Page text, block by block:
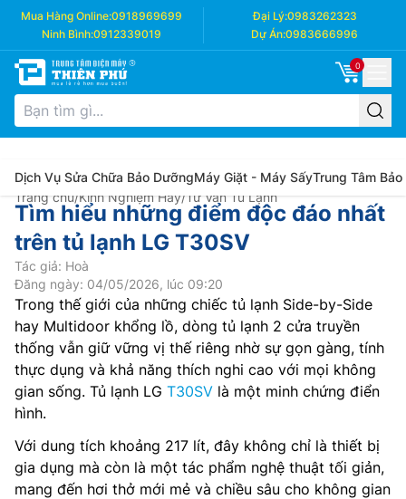
Mua Hàng Online:0918969699 Đại Lý:0983262323
Ninh Bình:0912339019 Dự Án:0983666996
0
Dịch Vụ Sửa Chữa Bảo DưỡngMáy Giặt - Máy SấyTrung Tâm Bảo
Trang chủ/Kinh Nghiệm Hay/Tư Vấn Tủ Lạnh
Tìm hiểu những điểm độc đáo nhất
trên tủ lạnh LG T30SV
Tác giả: Hoà
Đăng ngày: 04/05/2026, lúc 09:20
Trong thế giới của những chiếc tủ lạnh Side-by-Side
hay Multidoor khổng lồ, dòng tủ lạnh 2 cửa truyền
thống vẫn giữ vững vị thế riêng nhờ sự gọn gàng, tính
thực dụng và khả năng thích nghi cao với mọi không
gian sống. Tủ lạnh LG T30SV là một minh chứng điển
hình.
Với dung tích khoảng 217 lít, đây không chỉ là thiết bị
gia dụng mà còn là một tác phẩm nghệ thuật tối giản,
mang đến hơi thở mới mẻ và chiều sâu cho không gian